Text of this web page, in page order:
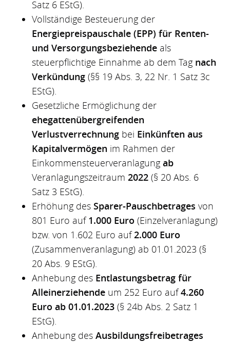
Satz 6 EStG).
Vollständige Besteuerung der
Energiepreispauschale (EPP) für Renten-
und Versorgungsbeziehende als
steuerpflichtige Einnahme ab dem Tag nach
Verkündung (§§ 19 Abs. 3, 22 Nr. 1 Satz 3c
EStG).
Gesetzliche Ermöglichung der
ehegattenübergreifenden
Verlustverrechnung bei Einkünften aus
Kapitalvermögen im Rahmen der
Einkommensteuerveranlagungab
Veranlagungszeitraum2022 (§ 20 Abs. 6
Satz 3 EStG).
Erhöhung desSparer-Pauschbetrages von
801 Euro auf1.000 Euro (Einzelveranlagung)
bzw. von 1.602 Euro auf2.000 Euro
(Zusammenveranlagung) ab 01.01.2023 (§
20 Abs. 9 EStG).
Anhebung des Entlastungsbetrag für
Alleinerziehende um 252 Euro auf4.260
Euro ab 01.01.2023 (§ 24b Abs. 2 Satz 1
EStG).
Anhebung desAusbildungsfreibetrages